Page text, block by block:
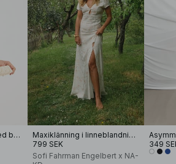
Ärmlös stickad topp med båtringning
Maxiklänning i linneblandning med tryck
799 SEK
Sofi Fahrman Engelbert x NA-
349